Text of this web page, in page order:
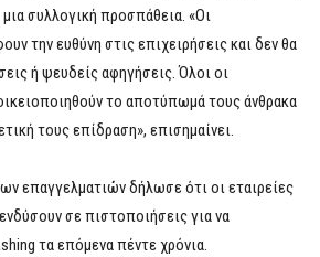
συλλογική προσπάθεια. «Οι
την ευθύνη στις επιχειρήσεις και δεν θα
ή ψευδείς αφηγήσεις. Όλοι οι
το αποτύπωμά τους άνθρακα
τους επίδραση», επισημαίνει.
επαγγελματιών δήλωσε ότι οι εταιρείες
σε πιστοποιήσεις για να
τα επόμενα πέντε χρόνια.